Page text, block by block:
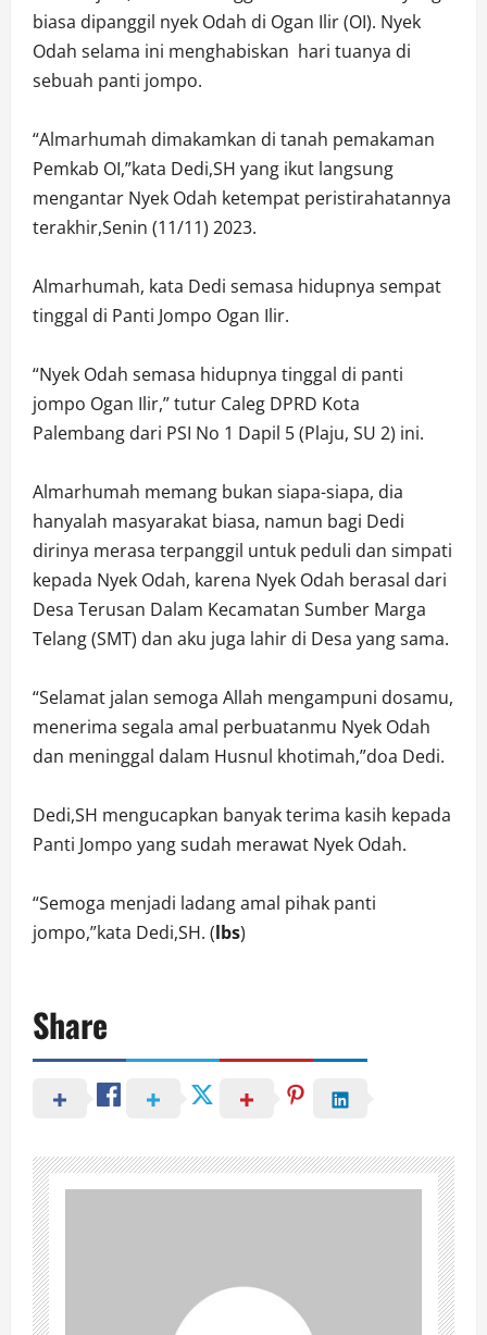
biasa dipanggil nyek Odah di Ogan Ilir (OI). Nyek
Odah selama ini menghabiskan hari tuanya di
sebuah panti jompo.
“Almarhumah dimakamkan di tanah pemakaman
Pemkab OI,”kata Dedi,SH yang ikut langsung
mengantar Nyek Odah ketempat peristirahatannya
terakhir,Senin (11/11) 2023.
Almarhumah, kata Dedi semasa hidupnya sempat
tinggal di Panti Jompo Ogan Ilir.
“Nyek Odah semasa hidupnya tinggal di panti
jompo Ogan Ilir,” tutur Caleg DPRD Kota
Palembang dari PSI No 1 Dapil 5 (Plaju, SU 2) ini.
Almarhumah memang bukan siapa-siapa, dia
hanyalah masyarakat biasa, namun bagi Dedi
dirinya merasa terpanggil untuk peduli dan simpati
kepada Nyek Odah, karena Nyek Odah berasal dari
Desa Terusan Dalam Kecamatan Sumber Marga
Telang (SMT) dan aku juga lahir di Desa yang sama.
“Selamat jalan semoga Allah mengampuni dosamu,
menerima segala amal perbuatanmu Nyek Odah
dan meninggal dalam Husnul khotimah,”doa Dedi.
Dedi,SH mengucapkan banyak terima kasih kepada
Panti Jompo yang sudah merawat Nyek Odah.
“Semoga menjadi ladang amal pihak panti
jompo,”kata Dedi,SH. (lbs)
Share